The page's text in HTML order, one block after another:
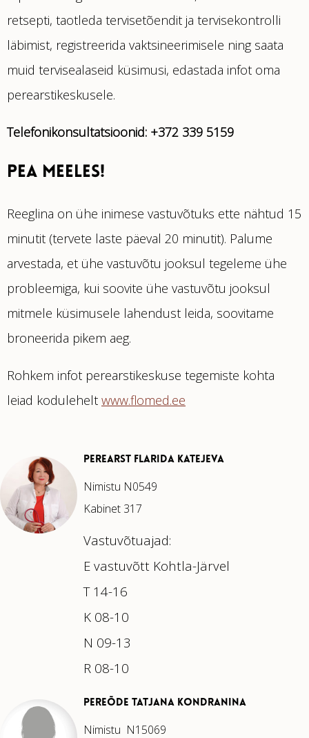
retsepti, taotleda tervisetõendit ja tervisekontrolli
läbimist, registreerida vaktsineerimisele ning saata
muid tervisealaseid küsimusi, edastada infot oma
perearstikeskusele.
Telefonikonsultatsioonid: +372 339 5159
PEA MEELES!
Reeglina on ühe inimese vastuvõtuks ette nähtud 15
minutit (tervete laste päeval 20 minutit). Palume
arvestada, et ühe vastuvõtu jooksul tegeleme ühe
probleemiga, kui soovite ühe vastuvõtu jooksul
mitmele küsimusele lahendust leida, soovitame
broneerida pikem aeg.
Rohkem infot perearstikeskuse tegemiste kohta
leiad kodulehelt www.flomed.ee
PEREARST FLARIDA KATEJEVA
Nimistu N0549
Kabinet 317
Vastuvõtuajad:
E vastuvõtt Kohtla-Järvel
T 14-16
K 08-10
N 09-13
R 08-10
PEREÕDE TATJANA KONDRANINA
Nimistu N15069